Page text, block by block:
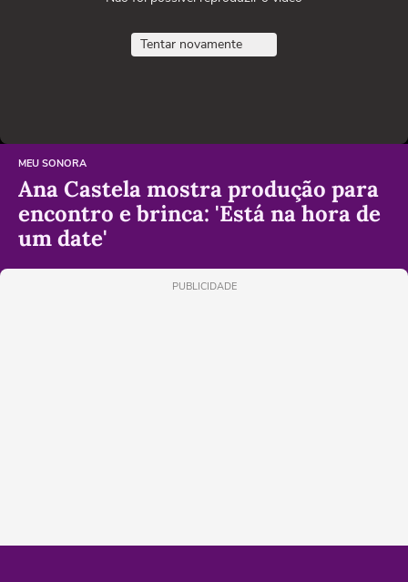
Tentar novamente
MEU SONORA
Ana Castela mostra produção para
encontro e brinca: 'Está na hora de
um date'
PUBLICIDADE